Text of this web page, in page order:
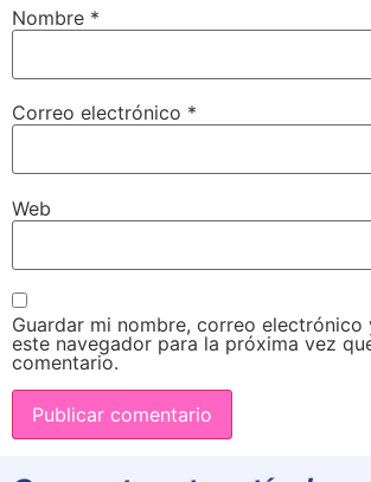
Nombre *
Correo electrónico *
Web
Guardar mi nombre, correo
este navegador para la próxima vez
comentario.